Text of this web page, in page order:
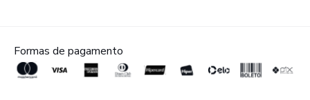
Formas de pagamento